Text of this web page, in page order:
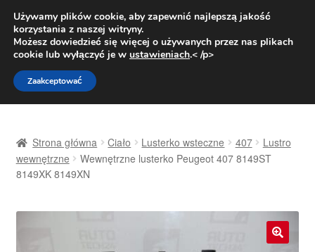
DOSTAWA od 31 zł
Pn.-pt. 9:00-16:00800 003 167
Przejdź
do
nawigacji
Przejdź
do
treści
Dostawa
Strona główna Ciało Lusterko wsteczne 407
Lustro
wewnętrzne
Wewnętrzne lusterko Peugeot 407 8149ST
8149XK 8149XN
Używamy plików cookie, aby zapewnić najlepszą jakość
korzystania z naszej witryny.
Możesz dowiedzieć się więcej o używanych przez nas plikach
cookie lub wyłączyć je w ustawieniach.< /p>
Zaakceptować